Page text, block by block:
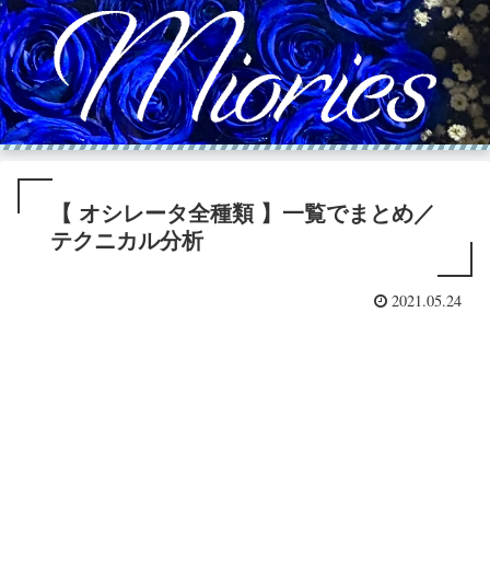
【 オシレータ全種類 】一覧でまとめ／
テクニカル分析
2021.05.24